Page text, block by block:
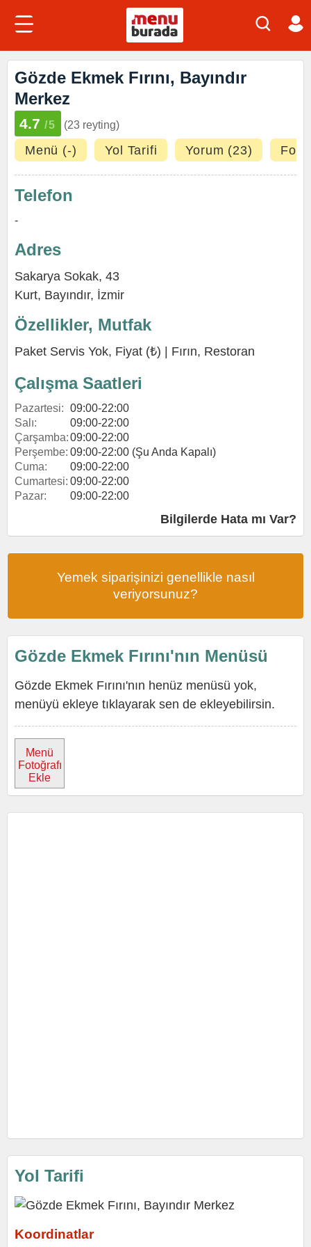
Gözde Ekmek Fırını, Bayındır
Merkez
4.7 /5 (23 reyting)
Menü (-) Yol Tarifi Yorum (23)
Telefon
-
Adres
Sakarya Sokak, 43
Kurt, Bayındır, İzmir
Özellikler, Mutfak
Paket Servis Yok, Fiyat (₺) | Fırın, Restoran
Çalışma Saatleri
Pazartesi: 09:00-22:00
Salı:
09:00-22:00
Çarşamba:09:00-22:00
Perşembe: 09:00-22:00 (Şu Anda Kapalı)
Cuma:
09:00-22:00
Cumartesi: 09:00-22:00
Pazar:
09:00-22:00
Bilgilerde Hata mı Var?
Yemek siparişinizi genellikle nasıl
veriyorsunuz?
Gözde Ekmek Fırını'nın Menüsü
Gözde Ekmek Fırını'nın henüz menüsü yok,
menüyü ekleye tıklayarak sen de ekleyebilirsin.
Menü
Fotoğrafı
Ekle
Yol Tarifi
Koordinatlar